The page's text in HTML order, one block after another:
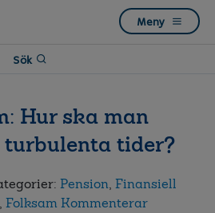
Meny
Sök
Hur ska man
tider?
Pension, Finansiell
Folksam Kommenterar